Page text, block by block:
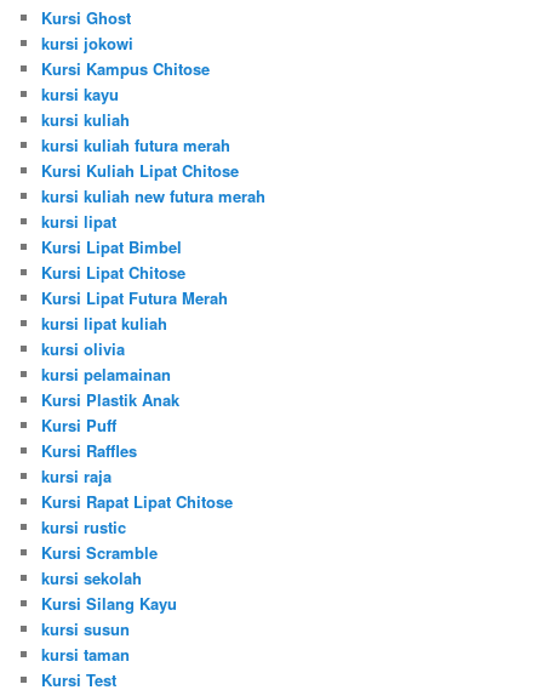
Kursi Ghost
kursi jokowi
Kursi Kampus Chitose
kursi kayu
kursi kuliah
kursi kuliah futura merah
Kursi Kuliah Lipat Chitose
kursi kuliah new futura merah
kursi lipat
Kursi Lipat Bimbel
Kursi Lipat Chitose
Kursi Lipat Futura Merah
kursi lipat kuliah
kursi olivia
kursi pelamainan
Kursi Plastik Anak
Kursi Puff
Kursi Raffles
kursi raja
Kursi Rapat Lipat Chitose
kursi rustic
Kursi Scramble
kursi sekolah
Kursi Silang Kayu
kursi susun
kursi taman
Kursi Test